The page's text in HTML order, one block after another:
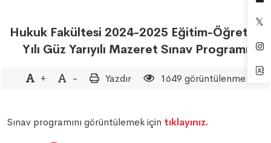
Hukuk Fakültesi 2024-2025 Eğitim-Öğretim
Yılı Güz Yarıyılı Mazeret Sınav Programı
+ - Yazdır 1649 görüntülenme
Sınav programını görüntülemek için tıklayınız.